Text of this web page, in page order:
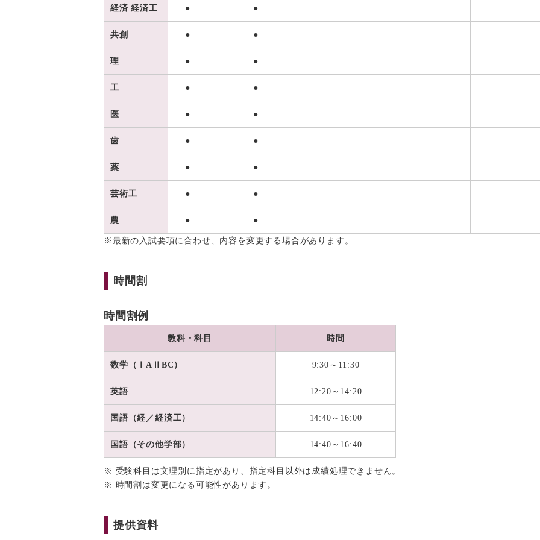
経済 経済工 ● ●
共創 ● ●
理 ● ●
工 ● ●
医 ● ●
歯 ● ●
薬 ● ●
芸術工 ● ●
農 ● ●
※最新の入試要項に合わせ、内容を変更する場合があります。
時間割
時間割例
教科・科目 時間
数学（ⅠAⅡBC） 9:30～11:30
英語 12:20～14:20
国語（経／経済工） 14:40～16:00
国語（その他学部） 14:40～16:40
※ 受験科目は文理別に指定があり、指定科目以外は成績処理できません。
※ 時間割は変更になる可能性があります。
提供資料